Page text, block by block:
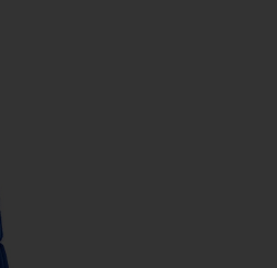
price:
DE CAMIONERO LOS ANGELES 84